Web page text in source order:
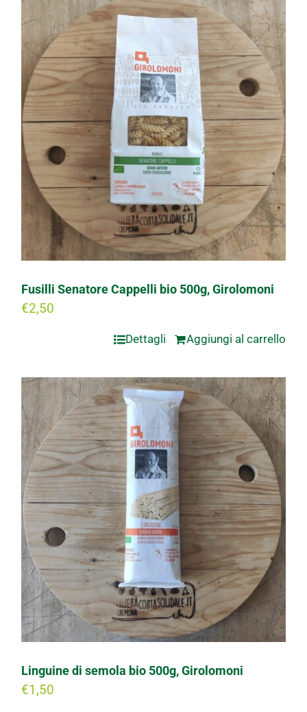
Fusilli Senatore Cappelli bio 500g, Girolomoni
€2,50
Aggiungi al carrello
Dettagli
Linguine di semola bio 500g, Girolomoni
€1,50